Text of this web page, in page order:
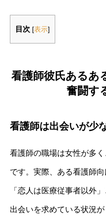
目次 [表示]
看護師彼氏あるあ
奮闘す
看護師は出会いが少
看護師の職場は女性が多
です。実際、ある看護師
「恋人は医療従事者以外
出会いを求めている状況が